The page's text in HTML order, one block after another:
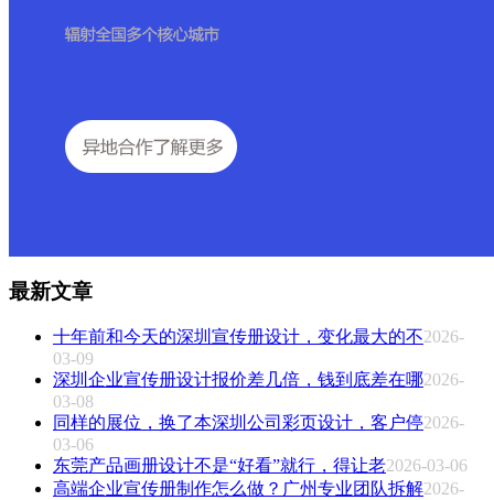
最新文章
十年前和今天的深圳宣传册设计，变化最大的不2026-
03-09
深圳企业宣传册设计报价差几倍，钱到底差在哪2026-
03-08
同样的展位，换了本深圳公司彩页设计，客户停2026-
03-06
东莞产品画册设计不是“好看”就行，得让老2026-03-06
高端企业宣传册制作怎么做？广州专业团队拆解2026-